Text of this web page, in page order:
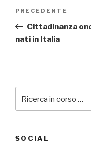
Articolo
precedente:
PRECEDENTE
Cittadinanza
nati in Italia
SOCIAL